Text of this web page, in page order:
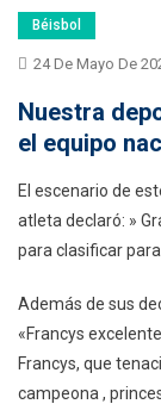
Béisbol
24 De Mayo De
Nuestra
el equipo
El escenario de
atleta declaró: »
para clasificar
Además de sus
«Francys
Francys, que
campeona ,